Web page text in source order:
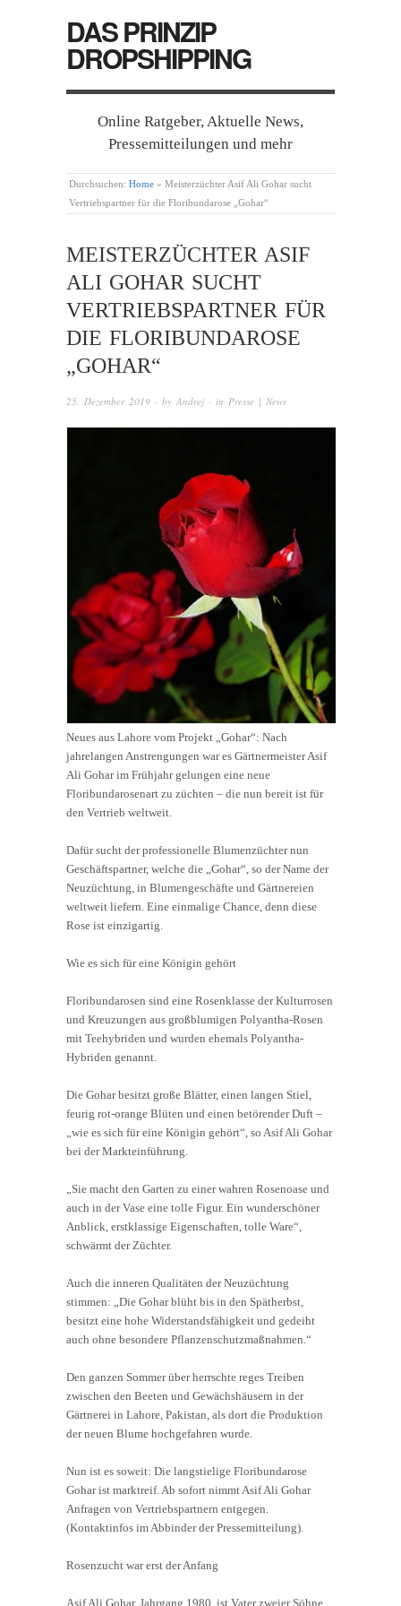
DAS PRINZIP
DROPSHIPPING
Online Ratgeber, Aktuelle News,
Pressemitteilungen und mehr
Durchsuchen: Home » Meisterzüchter Asif Ali Gohar sucht
Vertriebspartner für die Floribundarose „Gohar“
MEISTERZÜCHTER ASIF
ALI GOHAR SUCHT
VERTRIEBSPARTNER FÜR
DIE FLORIBUNDAROSE
„GOHAR“
25. Dezember 2019 · by Andrej · in Presse | News
Neues aus Lahore vom Projekt „Gohar“: Nach
jahrelangen Anstrengungen war es Gärtnermeister Asif
Ali Gohar im Frühjahr gelungen eine neue
Floribundarosenart zu züchten – die nun bereit ist für
den Vertrieb weltweit.
Dafür sucht der professionelle Blumenzüchter nun
Geschäftspartner, welche die „Gohar“, so der Name der
Neuzüchtung, in Blumengeschäfte und Gärtnereien
weltweit liefern. Eine einmalige Chance, denn diese
Rose ist einzigartig.
Wie es sich für eine Königin gehört
Floribundarosen sind eine Rosenklasse der Kulturrosen
und Kreuzungen aus großblumigen Polyantha-Rosen
mit Teehybriden und wurden ehemals Polyantha-
Hybriden genannt.
Die Gohar besitzt große Blätter, einen langen Stiel,
feurig rot-orange Blüten und einen betörender Duft –
„wie es sich für eine Königin gehört“, so Asif Ali Gohar
bei der Markteinführung.
„Sie macht den Garten zu einer wahren Rosenoase und
auch in der Vase eine tolle Figur. Ein wunderschöner
Anblick, erstklassige Eigenschaften, tolle Ware“,
schwärmt der Züchter.
Auch die inneren Qualitäten der Neuzüchtung
stimmen: „Die Gohar blüht bis in den Spätherbst,
besitzt eine hohe Widerstandsfähigkeit und gedeiht
auch ohne besondere Pflanzenschutzmaßnahmen.“
Den ganzen Sommer über herrschte reges Treiben
zwischen den Beeten und Gewächshäusern in der
Gärtnerei in Lahore, Pakistan, als dort die Produktion
der neuen Blume hochgefahren wurde.
Nun ist es soweit: Die langstielige Floribundarose
Gohar ist marktreif. Ab sofort nimmt Asif Ali Gohar
Anfragen von Vertriebspartnern entgegen.
(Kontaktinfos im Abbinder der Pressemitteilung).
Rosenzucht war erst der Anfang
Asif Ali Gohar, Jahrgang 1980, ist Vater zweier Söhne